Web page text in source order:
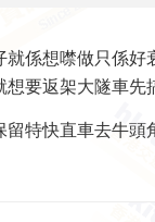
就係想噤做只係好
想要返架大隧車先
留特快直車去牛頭